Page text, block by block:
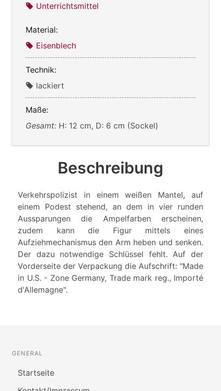
Unterrichtsmittel
Material:
Eisenblech
Technik:
lackiert
Maße:
Gesamt: H: 12 cm, D: 6 cm (Sockel)
Beschreibung
Verkehrspolizist in einem weißen Mantel, auf
einem Podest stehend, an dem in vier runden
Aussparungen die Ampelfarben erscheinen,
zudem kann die Figur mittels eines
Aufziehmechanismus den Arm heben und senken.
Der dazu notwendige Schlüssel fehlt. Auf der
Vorderseite der Verpackung die Aufschrift: "Made
in U.S. - Zone Germany, Trade mark reg., Importé
d'Allemagne".
GENERAL
Startseite